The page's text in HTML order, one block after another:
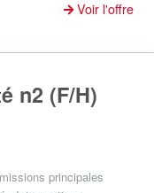
Voir l'offre
n2 (F/H)
principales